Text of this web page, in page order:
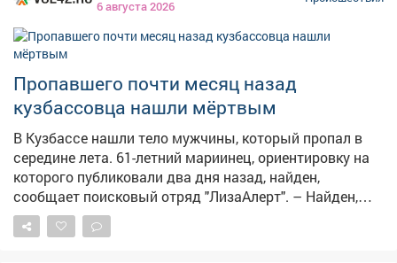
оставленные чеки, при этом покупатели не знали о
такой схеме. Добычей махинатора стало 9 000 рублей.
На кемеровчанина завели уголовное дело о
присвоении, ему грозит до шести лет колонии.
6 августа 2026
Пропавшего почти месяц назад
кузбассовца нашли мёртвым
В Кузбассе нашли тело мужчины, который пропал в
середине лета. 61-летний мариинец, ориентировку на
которого публиковали два дня назад, найден,
сообщает поисковый отряд "ЛизаАлерт". – Найден,
погиб, – гласит уведомление. Пропал мужчина ещё 15
июля. Обстоятельства трагедии волонтёры не